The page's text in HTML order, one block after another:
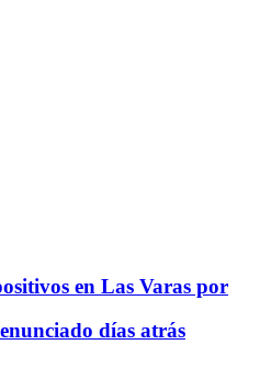
en Las Varas por
días atrás